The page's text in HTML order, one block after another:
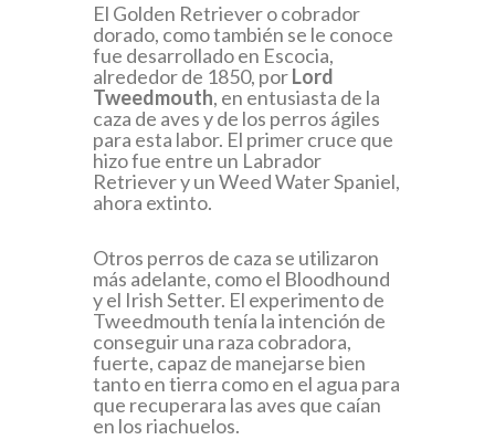
El Golden Retriever o cobrador
dorado, como también se le conoce
fue desarrollado en Escocia,
alrededor de 1850, porLord
Tweedmouth, en entusiasta de la
caza de aves y de los perros ágiles
para esta labor. El primer cruce que
hizo fue entre un Labrador
Retriever y un Weed Water Spaniel,
ahora extinto.
Otros perros de caza se utilizaron
más adelante, como el Bloodhound
y el Irish Setter. El experimento de
Tweedmouth tenía la intención de
conseguir una raza cobradora,
fuerte, capaz de manejarse bien
tanto en tierra como en el agua para
que recuperara las aves que caían
en los riachuelos.